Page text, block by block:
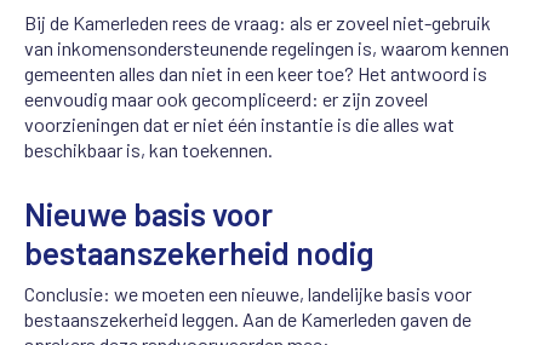
Bij de Kamerleden rees de vraag: als er zoveel niet-gebruik
van inkomensondersteunende regelingen is, waarom kennen
gemeenten alles dan niet in een keer toe? Het antwoord is
eenvoudig maar ook gecompliceerd: er zijn zoveel
voorzieningen dat er niet één instantie is die alles wat
beschikbaar is, kan toekennen.
Nieuwe basis voor
bestaanszekerheid nodig
Conclusie: we moeten een nieuwe, landelijke basis voor
bestaanszekerheid leggen. Aan de Kamerleden gaven de